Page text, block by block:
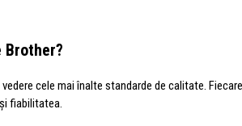
Brother?
cele mai înalte standarde de calitate.
fiabilitatea.